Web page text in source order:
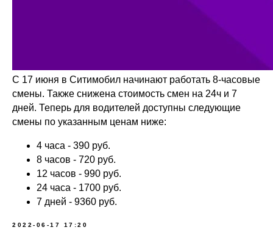
С 17 июня в Ситимобил начинают работать 8-часовые
смены. Также снижена стоимость смен на 24ч и 7
дней. Теперь для водителей доступны следующие
смены по указанным ценам ниже:
4 часа - 390 руб.
8 часов - 720 руб.
12 часов - 990 руб.
24 часа - 1700 руб.
7 дней - 9360 руб.
2022-06-17 17:20